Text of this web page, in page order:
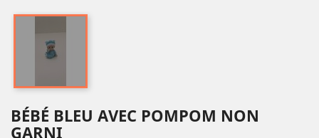
BÉBÉ BLEU AVEC POMPOM NON
GARNI